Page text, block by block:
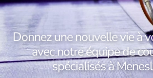
Donnez une nouvelle vie à
avec notre équipe de
spécialisés à